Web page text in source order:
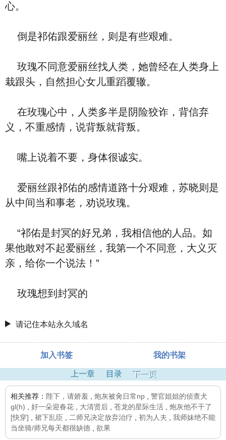
心。
倒是祁佑跟爱丽丝，则是有些艰难。
玫瑰不同意爱丽丝找人类，她曾经在人类身上
栽跟头，自然担心女儿重蹈覆辙。
在玫瑰心中，人类多半是阴险狡诈，背信弃
义，不重感情，说背叛就背叛。
嘴上说着不要，身体很诚实。
爱丽丝跟祁佑的感情道路十分艰难，苏晓则是
从中间当和事老，劝说玫瑰。
“祁佑是封冥的好兄弟，我相信他的人品。如
果他敢对不起爱丽丝，我第一个不同意，大义灭
亲，给你一个说法！”
玫瑰想到封冥的
请记住本站永久域名
加入书签 我的书架
上一章 目录 下一页
相关推荐： 陛下，请娇羞 炮灰被肏日常np
警官姐姐的侦查犬
gl(h)
好一朵迎春花 大清贤后 苍龙的星际生活
炮灰他不干了
[快穿]
裙下乱臣 二师兄决定放弃治疗 初为人夫
我师妹绝不能
当坐骑/师兄每天都很缺德
欲果